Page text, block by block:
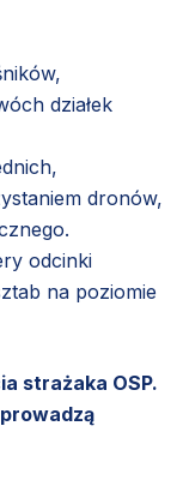
działek
dronów,
odcinki
na poziomie
strażaka OSP.